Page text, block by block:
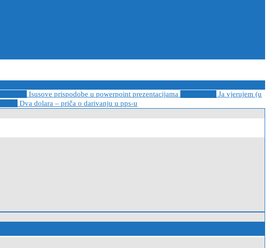
Isusove prispodobe u powerpoint prezentacijama
Ja vjerujem (u
Dva dolara – priča o darivanju u pps-u